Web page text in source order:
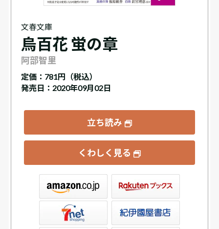
文春文庫
烏百花 蛍の章
阿部智里
定価： 781円（税込）
発売日：2020年09月02日
立ち読み
くわしく見る
書店ウェブストア